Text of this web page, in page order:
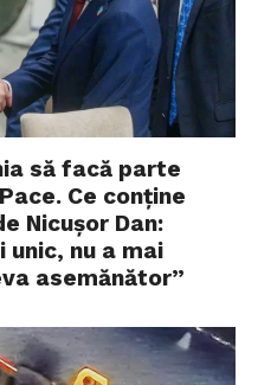
să facă parte
Ce conține
Nicușor Dan:
unic, nu a mai
asemănător”